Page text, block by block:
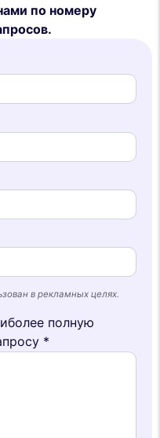
по номеру
в рекламных целях.
полную
*